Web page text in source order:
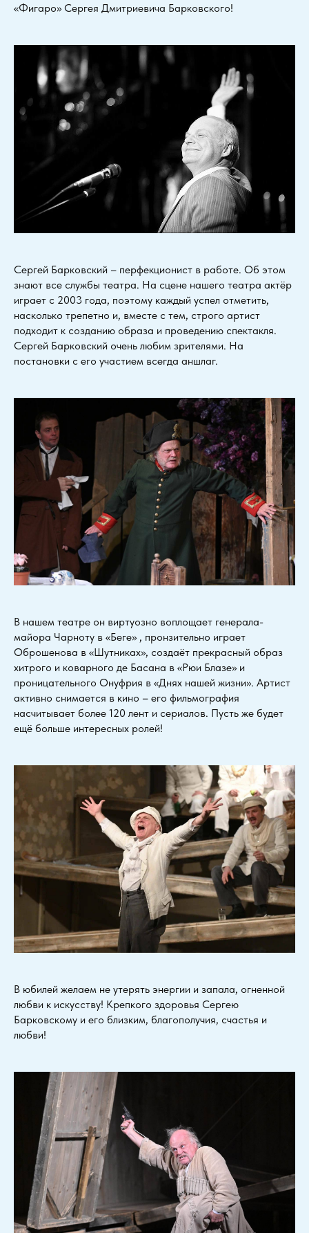
«Фигаро» Сергея Дмитриевича Барковского!
Сергей Барковский – перфекционист в работе. Об этом
знают все службы театра. На сцене нашего театра актёр
играет с 2003 года, поэтому каждый успел отметить,
насколько трепетно и, вместе с тем, строго артист
подходит к созданию образа и проведению спектакля.
Сергей Барковский очень любим зрителями. На
постановки с его участием всегда аншлаг.
В нашем театре он виртуозно воплощает генерала-
майора Чарноту в «Беге» , пронзительно играет
Оброшенова в «Шутниках», создаёт прекрасный образ
хитрого и коварного де Басана в «Рюи Блазе» и
проницательного Онуфрия в «Днях нашей жизни». Артист
активно снимается в кино – его фильмография
насчитывает более 120 лент и сериалов. Пусть же будет
ещё больше интересных ролей!
В юбилей желаем не утерять энергии и запала, огненной
любви к искусству! Крепкого здоровья Сергею
Барковскому и его близким, благополучия, счастья и
любви!